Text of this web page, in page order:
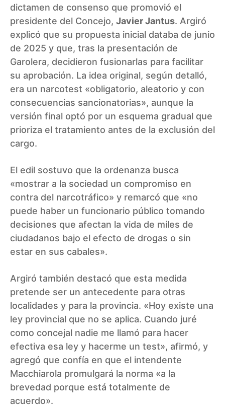
dictamen de consenso que promovió el
presidente del Concejo, Javier Jantus. Argiró
explicó que su propuesta inicial databa de junio
de 2025 y que, tras la presentación de
Garolera, decidieron fusionarlas para facilitar
su aprobación. La idea original, según detalló,
era un narcotest «obligatorio, aleatorio y con
consecuencias sancionatorias», aunque la
versión final optó por un esquema gradual que
prioriza el tratamiento antes de la exclusión del
cargo.
El edil sostuvo que la ordenanza busca
«mostrar a la sociedad un compromiso en
contra del narcotráfico» y remarcó que «no
puede haber un funcionario público tomando
decisiones que afectan la vida de miles de
ciudadanos bajo el efecto de drogas o sin
estar en sus cabales».
Argiró también destacó que esta medida
pretende ser un antecedente para otras
localidades y para la provincia. «Hoy existe una
ley provincial que no se aplica. Cuando juré
como concejal nadie me llamó para hacer
efectiva esa ley y hacerme un test», afirmó, y
agregó que confía en que el intendente
Macchiarola promulgará la norma «a la
brevedad porque está totalmente de
acuerdo».